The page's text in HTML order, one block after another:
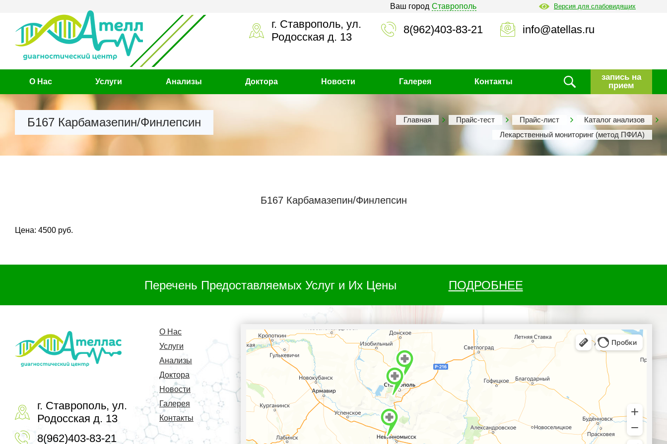
Ваш город Ставрополь Версия для слабовидящих
г. Ставрополь, ул.
Родосская д. 13
8(962)403-83-21 info@atellas.ru
О Нас Услуги Анализы Доктора Новости Галерея Контакты
запись на
прием
Б167 Карбамазепин/Финлепсин Главная Прайс-тест Прайс-лист
Каталог анализов
Лекарственный мониторинг (метод ПФИА)
Б167 Карбамазепин/Финлепсин
Цена: 4500 руб.
Перечень Предоставляемых Услуг и Их Цены ПОДРОБНЕЕ
г. Ставрополь, ул.
Родосская д. 13
8(962)403-83-21
О Нас
Услуги
Анализы
Доктора
Новости
Галерея
Контакты